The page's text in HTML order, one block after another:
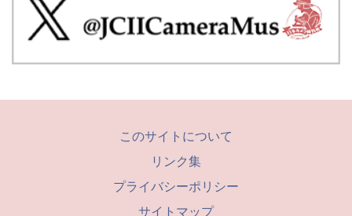
このサイトについて
リンク集
プライバシーポリシー
サイトマップ